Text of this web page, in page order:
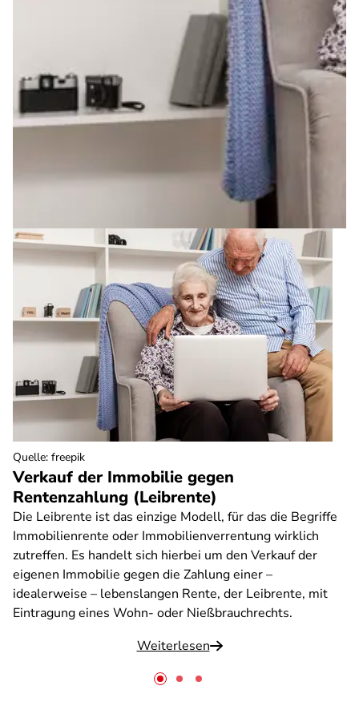
Verkauf der Immobilie gegen
Rentenzahlung (Leibrente)
Die Leibrente ist das einzige Modell, für das die Begriffe
Immobilienrente oder Immobilienverrentung wirklich
zutreffen. Es handelt sich hierbei um den Verkauf der
eigenen Immobilie gegen die Zahlung einer –
idealerweise – lebenslangen Rente, der Leibrente, mit
Eintragung eines Wohn- oder Nießbrauchrechts.
Weiterlesen
Quelle: freepik